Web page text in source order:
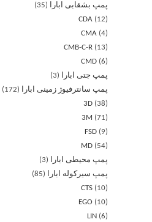
پمپ بشقابی ابارا
35
CDA
12
CMA 4
CMB-C-R
13
CMD 6
پمپ جتی ابارا
3
پمپ سانترفیوژ زمینی ابارا
172
3D 38
3M
71
FSD
9
MD
54
پمپ محیطی ابارا
3
پمپ سیرکوله ابارا
85
CTS
10
EGO
10
LIN 6